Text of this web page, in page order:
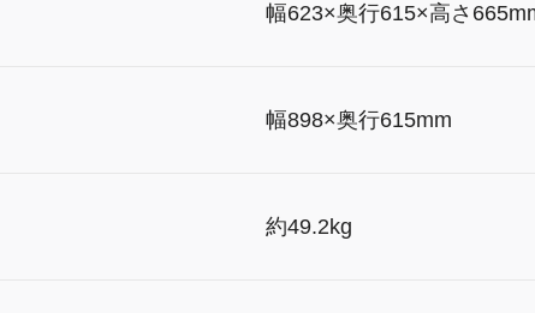
幅623×奥行615×高さ
幅898×奥行615mm
約49.2kg